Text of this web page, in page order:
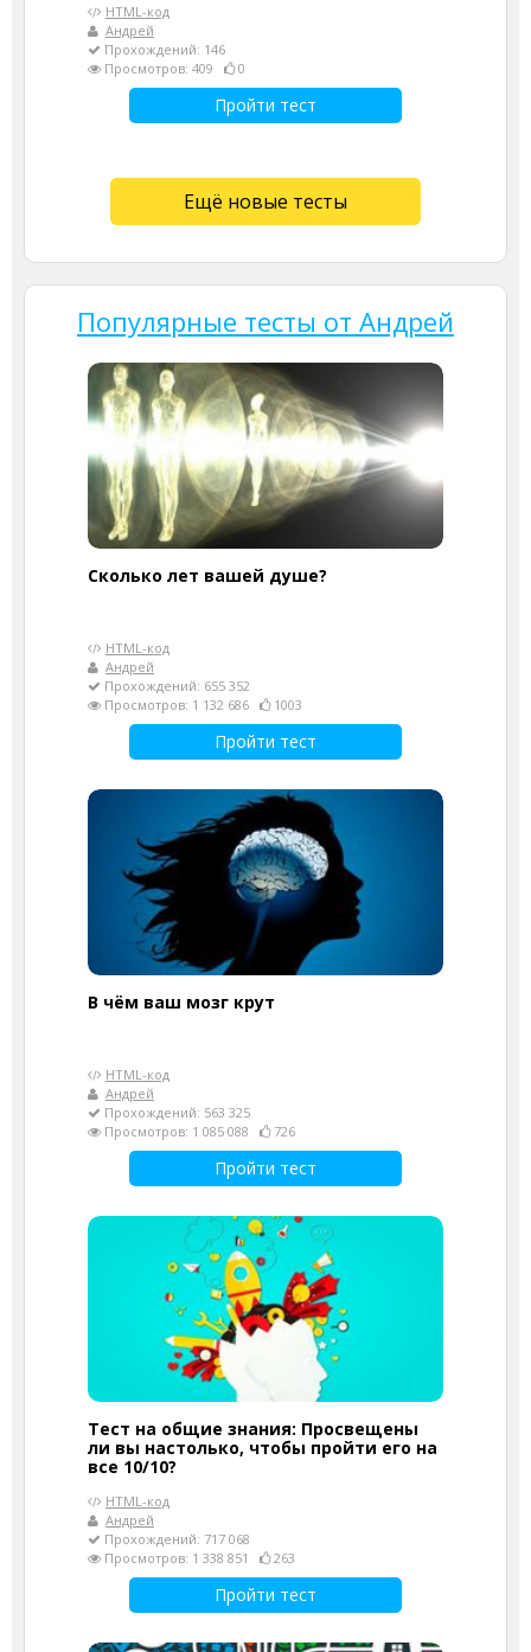
HTML-код
Андрей
Прохождений: 146
Просмотров: 409
0
Пройти тест
Ещё новые тесты
Популярные тесты от Андрей
Cколько лет вашей душе?
HTML-код
Андрей
Прохождений: 655 352
Просмотров: 1 132 686
1003
Пройти тест
В чём ваш мозг крут
HTML-код
Андрей
Прохождений: 563 325
Просмотров: 1 085 088
726
Пройти тест
Тест на общие знания: Просвещены
ли вы настолько, чтобы пройти его на
все 10/10?
HTML-код
Андрей
Прохождений: 717 068
Просмотров: 1 338 851
263
Пройти тест